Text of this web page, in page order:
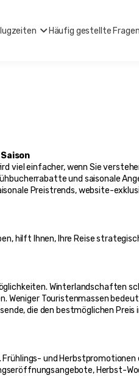
Häufig gestellte Fragen
einfacher, wenn Sie
und saisonale
Preistrends, website-
hilft Ihnen, Ihre Reise
Winterlandschaften
Weniger Touristenmassen
die den bestmöglichen
und
Herbst-